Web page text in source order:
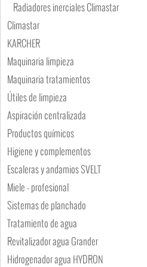
Radiadores inerciales Climastar
Climastar
KARCHER
Maquinaria limpieza
Maquinaria tratamientos
Útiles de limpieza
Aspiración centralizada
Productos químicos
Higiene y complementos
Escaleras y andamios SVELT
Miele - profesional
Sistemas de planchado
Tratamiento de agua
Revitalizador agua Grander
Hidrogenador agua HYDRON